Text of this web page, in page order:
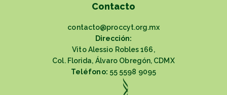
Contacto
contacto@proccyt.org.mx
Dirección:
Vito Alessio Robles 166,
Col. Florida, Álvaro Obregón, CDMX
Teléfono: 55 5598 9095